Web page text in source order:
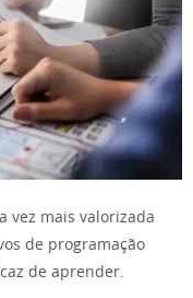
vez mais valorizada
de programação
de aprender.